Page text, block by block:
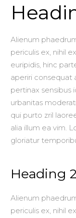
Alienum
periculis ex, nihil
euripidis, hinc
aperiri consequat
pertinax sensibus
urbanitas
qui purto zril
alia illum ea vim.
gloriatur
Heading 2
Alienum
periculis ex, nihil